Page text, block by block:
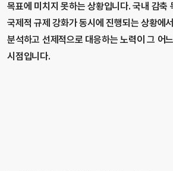
목표에 미치지 못하는 상황입니다. 국내 감축
국제적 규제 강화가 동시에 진행되는 상황에
분석하고 선제적으로 대응하는 노력이 그 어
시점입니다.